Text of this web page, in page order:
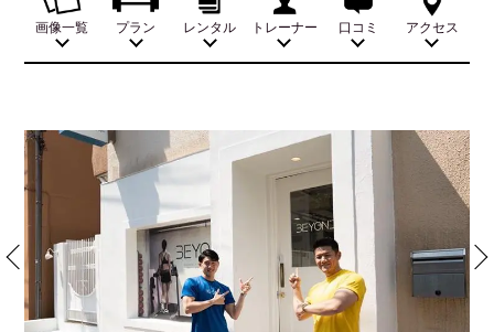
画像一覧 プラン レンタル トレーナー 口コミ アクセス